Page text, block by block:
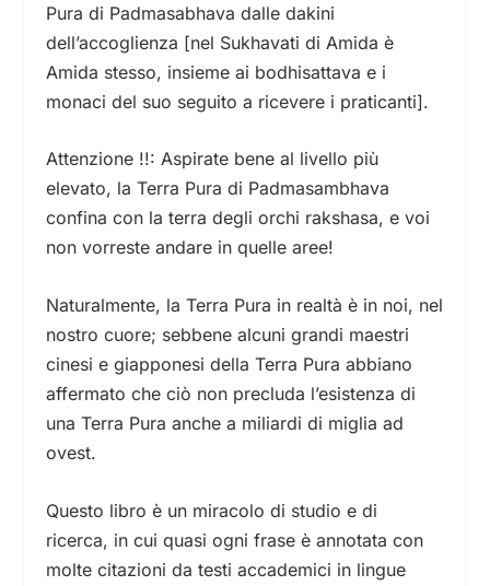
Pura di Padmasabhava dalle dakini
dell’accoglienza [nel Sukhavati di Amida è
Amida stesso, insieme ai bodhisattava e i
monaci del suo seguito a ricevere i praticanti].
Attenzione !!: Aspirate bene al livello più
elevato, la Terra Pura di Padmasambhava
confina con la terra degli orchi rakshasa, e voi
non vorreste andare in quelle aree!
Naturalmente, la Terra Pura in realtà è in noi, nel
nostro cuore; sebbene alcuni grandi maestri
cinesi e giapponesi della Terra Pura abbiano
affermato che ciò non precluda l’esistenza di
una Terra Pura anche a miliardi di miglia ad
ovest.
Questo libro è un miracolo di studio e di
ricerca, in cui quasi ogni frase è annotata con
molte citazioni da testi accademici in lingue